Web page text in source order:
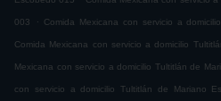
003 . Comida Mexicana con servicio a
Comida Mexicana con servicio a domicilio
Mexicana con servicio a domicilio Tultitlán de
con servicio a domicilio Tultitlán de Mariano